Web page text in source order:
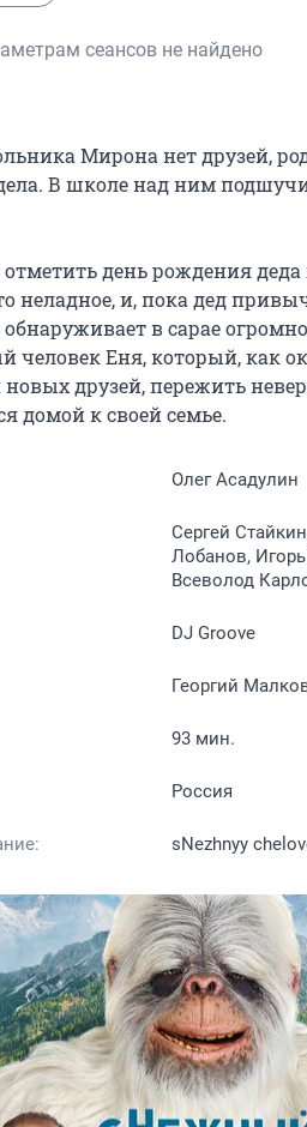
сеансов не найдено
Мирона нет друзей,
В школе над ним
день рождения
неладное, и, пока дед
в сарае
человек Еня, который, как
новых друзей, пережить
домой к своей семье.
Олег Асадулин
Сергей
Лобанов,
Всеволод
DJ Groove
Георгий
93 мин.
Россия
sNezhnyy